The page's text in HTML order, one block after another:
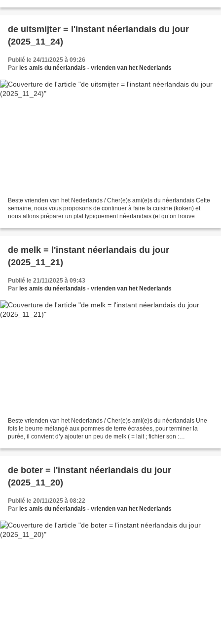
(source:...
de uitsmijter = l'instant néerlandais du jour
(2025_11_24)
Publié le 24/11/2025 à 09:26
Par les amis du néerlandais - vrienden van het Nederlands
Beste vrienden van het Nederlands / Cher(e)s ami(e)s du néerlandais Cette
semaine, nous vous proposons de continuer à faire la cuisine (koken) et
nous allons préparer un plat typiquement néerlandais (et qu’on trouve
de melk = l'instant néerlandais du jour
(2025_11_21)
Publié le 21/11/2025 à 09:43
Par les amis du néerlandais - vrienden van het Nederlands
Beste vrienden van het Nederlands / Cher(e)s ami(e)s du néerlandais Une
fois le beurre mélangé aux pommes de terre écrasées, pour terminer la
purée, il convient d’y ajouter un peu de melk ( = lait ; fichier son :
de boter = l'instant néerlandais du jour
(2025_11_20)
Publié le 20/11/2025 à 08:22
Par les amis du néerlandais - vrienden van het Nederlands